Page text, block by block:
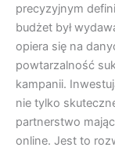
precyzyjnym
budżet był
opiera się na
powtarzalność
kampanii.
nie tylko
partnerstwo
online. Jest to